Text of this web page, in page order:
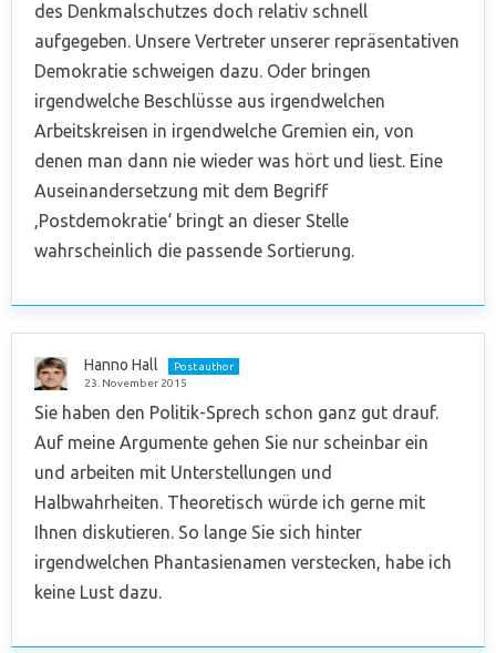
des Denkmalschutzes doch relativ schnell
aufgegeben. Unsere Vertreter unserer repräsentativen
Demokratie schweigen dazu. Oder bringen
irgendwelche Beschlüsse aus irgendwelchen
Arbeitskreisen in irgendwelche Gremien ein, von
denen man dann nie wieder was hört und liest. Eine
Auseinandersetzung mit dem Begriff
‚Postdemokratie‘ bringt an dieser Stelle
wahrscheinlich die passende Sortierung.
Hanno Hall
Post author
23. November 2015
Sie haben den Politik-Sprech schon ganz gut drauf.
Auf meine Argumente gehen Sie nur scheinbar ein
und arbeiten mit Unterstellungen und
Halbwahrheiten. Theoretisch würde ich gerne mit
Ihnen diskutieren. So lange Sie sich hinter
irgendwelchen Phantasienamen verstecken, habe ich
keine Lust dazu.